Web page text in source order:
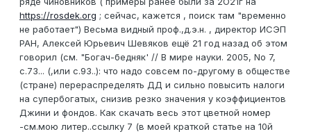
https://rоsdek.org ; сейчас, кажется , поиск там "временно
не работает") Весьма видный проф.,д.э.н. , директор ИСЭП
РАН, Алексей Юрьевич Шевяков ещё 21 год назад об этом
говорил (см. "Богач-бедняк' // В мире науки. 2005, No 7,
с.73... (,или c.93..): что надо совсем по-другому в обществе
(стране) перераспределять ДД и сильно повысить налоги
на супербогатых, снизив резко значения у коэффициентов
Джини и фондов. Как скачать весь этот цветной номер
-см.мою литер..ссылку 7 (в моей краткой статье на 10й